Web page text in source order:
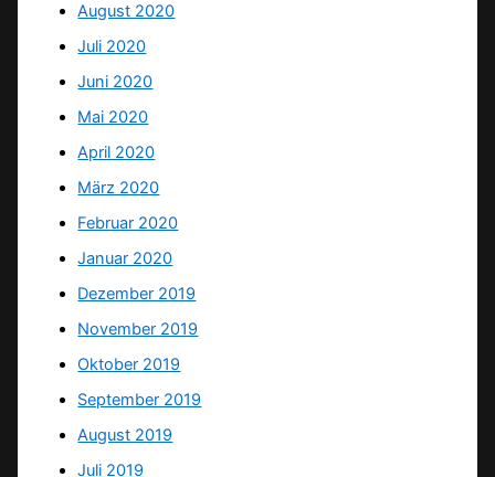
August 2020
Juli 2020
Juni 2020
Mai 2020
April 2020
März 2020
Februar 2020
Januar 2020
Dezember 2019
November 2019
Oktober 2019
September 2019
August 2019
Juli 2019